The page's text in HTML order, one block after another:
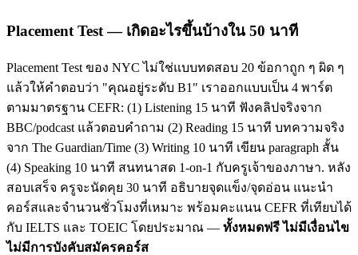
Placement Test — เกิดอะไรขึ้นบ้างใน 50 นาที
Placement Test ของ NYC ไม่ใช่แบบทดสอบ 20 ข้อกาถูก ๆ ผิด ๆ
แล้วให้คำตอบว่า "คุณอยู่ระดับ B1" เราออกแบบเป็น 4 พาร์ต
ตามมาตรฐาน CEFR: (1) Listening 15 นาที ฟังคลิปจริงจาก
BBC/podcast แล้วตอบคำถาม (2) Reading 15 นาที บทความจริง
จาก The Guardian/Time (3) Writing 10 นาที เขียน paragraph สั้น
(4) Speaking 10 นาที สนทนาสด 1-on-1 กับครูเจ้าของภาษา. หลัง
สอบเสร็จ ครูจะนัดคุย 30 นาที อธิบายจุดแข็ง/จุดอ่อน แนะนำ
คอร์สและจำนวนชั่วโมงที่เหมาะ พร้อมคะแนน CEFR ที่เทียบได้
กับ IELTS และ TOEIC โดยประมาณ — ทั้งหมดฟรี ไม่มีเงื่อนไข
ไม่มีการบังคับสมัครคอร์ส